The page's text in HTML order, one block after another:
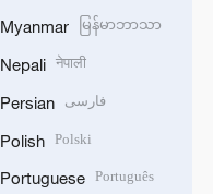
Myanmar မြန်မာဘာသာ
Nepali नेपाली
Persian فارسی
Polish Polski
Portuguese Português